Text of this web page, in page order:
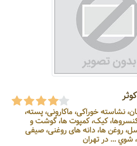
نشاسته خوراکی، ماکارونی، پسته،
کیک، کمپوت ها، گوشت و
روغن ها، دانه های روغنی، صیفی
شوي ... در تهران